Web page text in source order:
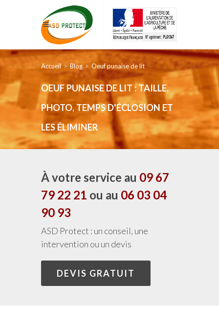
Accueil Blog Oeuf punaise de lit
OEUF PUNAISE DE LIT : TAILLE,
PHOTO, TEMPS D'ÉCLOSION ET
LES ÉLIMINER
À votre service au 09 67
79 22 21 ou au 06 03 04
90 93
ASD Protect : un conseil, une
intervention ou un devis
DEVIS GRATUIT